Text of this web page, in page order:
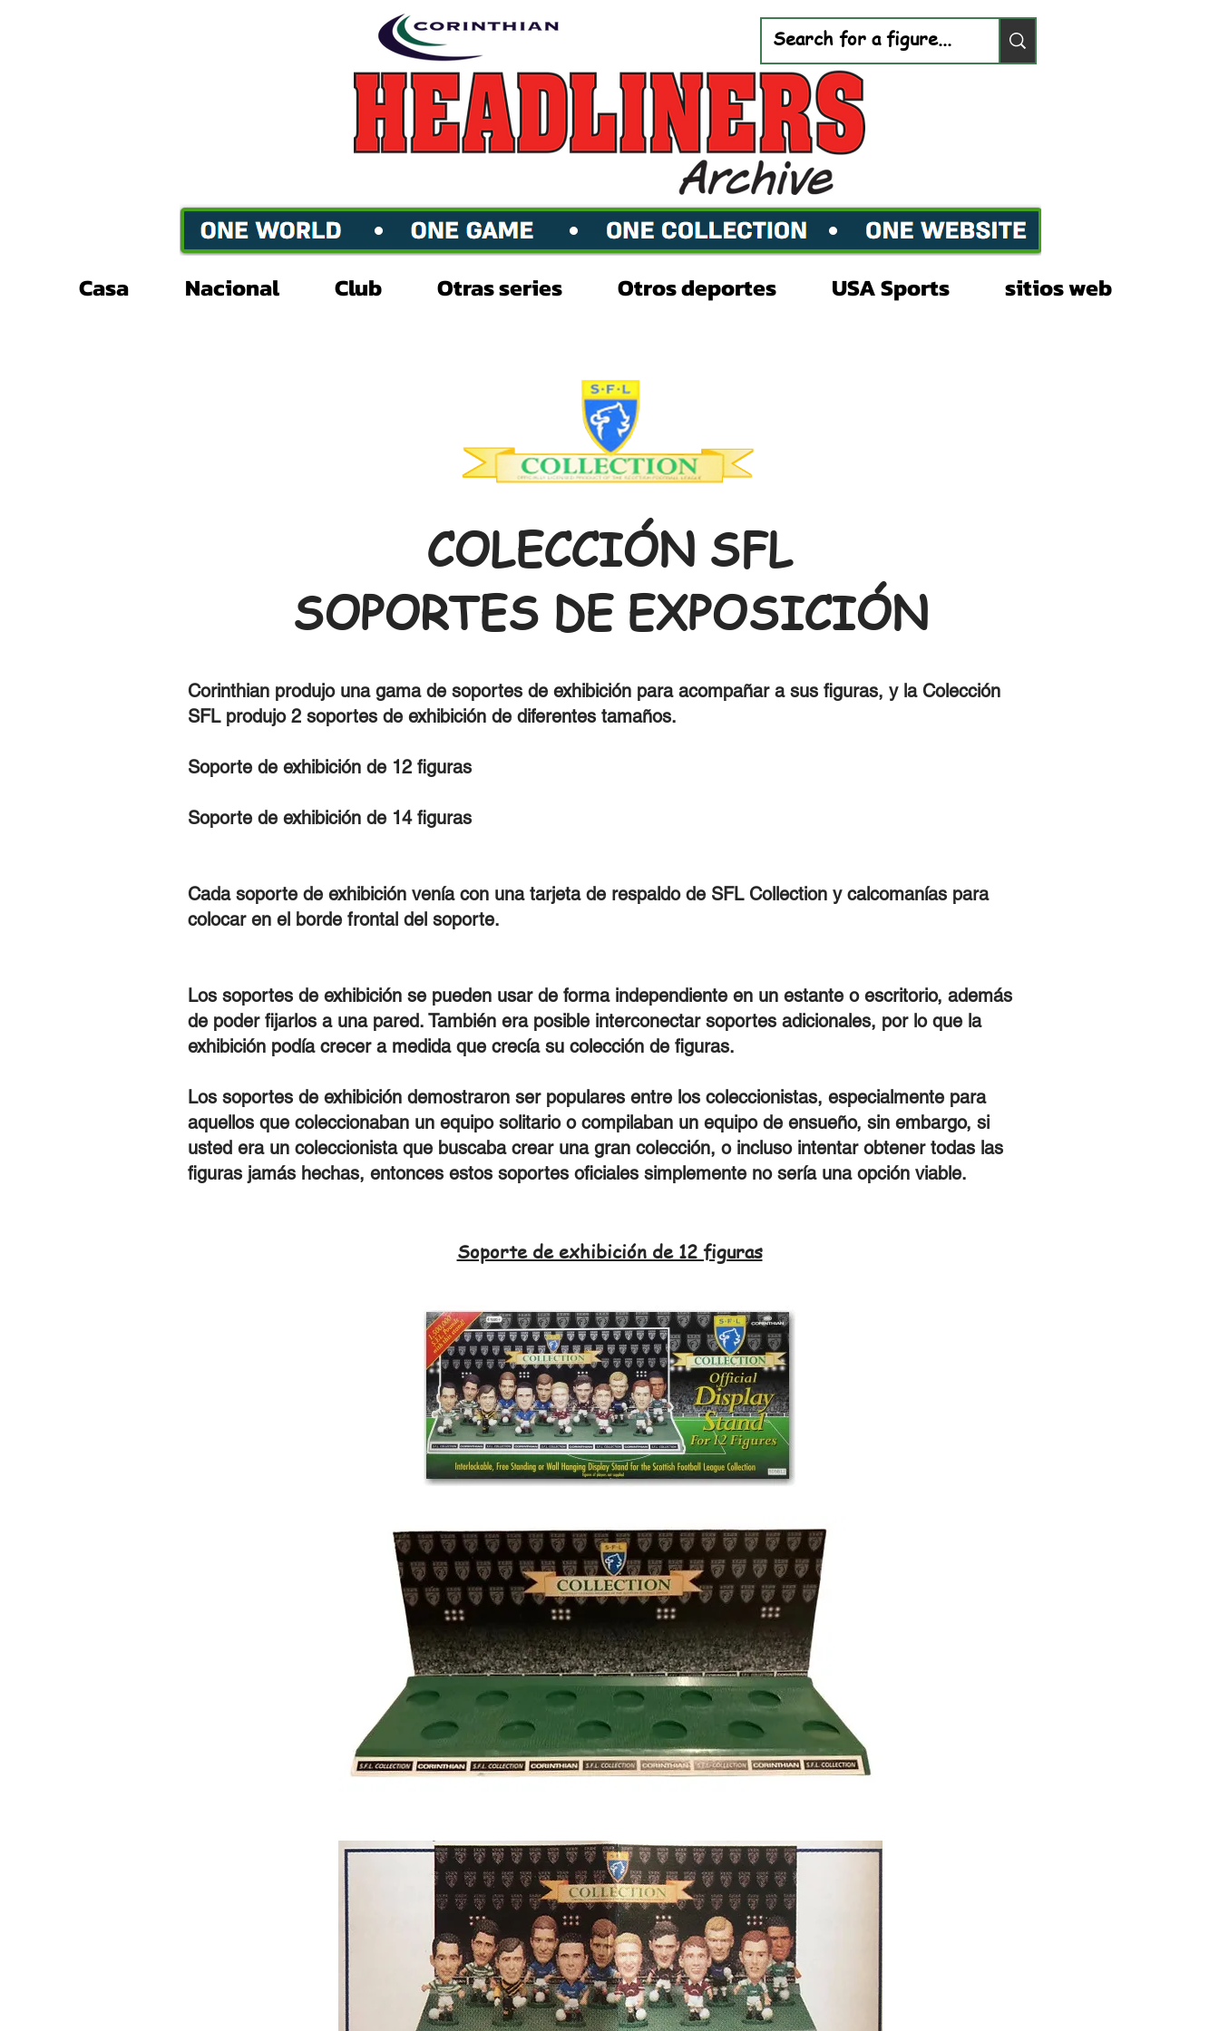
Casa Nacional Club Otras series Otros deportes USA Sports sitios web
COLECCIÓN SFL
SOPORTES DE EXPOSICIÓN
Corinthian produjo una gama de soportes de exhibición para acompañar a sus figuras, y la Colección
SFL produjo 2 soportes de exhibición de diferentes tamaños.
Soporte de exhibición de 12 figuras
Soporte de exhibición de 14 figuras
Cada soporte de exhibición venía con una tarjeta de respaldo de SFL Collection y calcomanías para
colocar en el borde frontal del soporte.
Los soportes de exhibición se pueden usar de forma independiente en un estante o escritorio, además
de poder fijarlos a una pared. También era posible interconectar soportes adicionales, por lo que la
exhibición podía crecer a medida que crecía su colección de figuras.
Los soportes de exhibición demostraron ser populares entre los coleccionistas, especialmente para
aquellos que coleccionaban un equipo solitario o compilaban un equipo de ensueño, sin embargo, si
usted era un coleccionista que buscaba crear una gran colección, o incluso intentar obtener todas las
figuras jamás hechas, entonces estos soportes oficiales simplemente no sería una opción viable.
Soporte de exhibición de 12 figuras